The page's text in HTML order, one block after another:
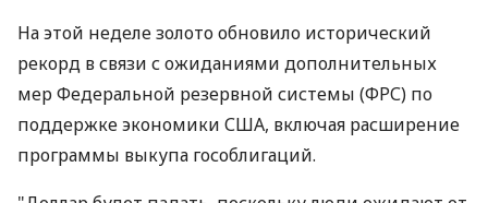
На этой неделе золото обновило исторический
рекорд в связи с ожиданиями дополнительных
мер Федеральной резервной системы (ФРС) по
поддержке экономики США, включая расширение
программы выкупа гособлигаций.